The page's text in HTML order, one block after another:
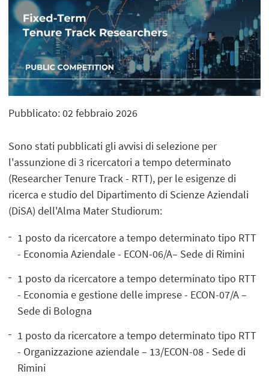
Pubblicato: 02 febbraio 2026
Sono stati pubblicati gli avvisi di selezione per
l'assunzione di 3 ricercatori a tempo determinato
(Researcher Tenure Track - RTT), per le esigenze di
ricerca e studio del Dipartimento di Scienze Aziendali
(DiSA) dell'Alma Mater Studiorum:
1 posto da ricercatore a tempo determinato tipo RTT
- Economia Aziendale - ECON-06/A– Sede di Rimini
1 posto da ricercatore a tempo determinato tipo RTT
- Economia e gestione delle imprese - ECON-07/A –
Sede di Bologna
1 posto da ricercatore a tempo determinato tipo RTT
- Organizzazione aziendale – 13/ECON-08 - Sede di
Rimini